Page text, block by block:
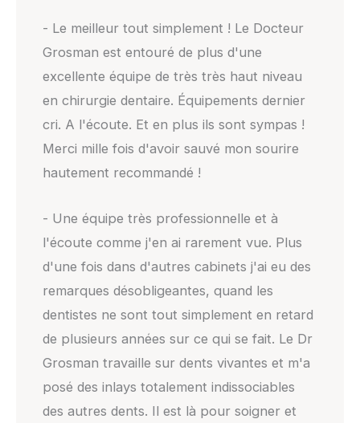
- Le meilleur tout simplement ! Le Docteur
Grosman est entouré de plus d'une
excellente équipe de très très haut niveau
en chirurgie dentaire. Équipements dernier
cri. A l'écoute. Et en plus ils sont sympas !
Merci mille fois d'avoir sauvé mon sourire
hautement recommandé !
- Une équipe très professionnelle et à
l'écoute comme j'en ai rarement vue. Plus
d'une fois dans d'autres cabinets j'ai eu des
remarques désobligeantes, quand les
dentistes ne sont tout simplement en retard
de plusieurs années sur ce qui se fait. Le Dr
Grosman travaille sur dents vivantes et m'a
posé des inlays totalement indissociables
des autres dents. Il est là pour soigner et